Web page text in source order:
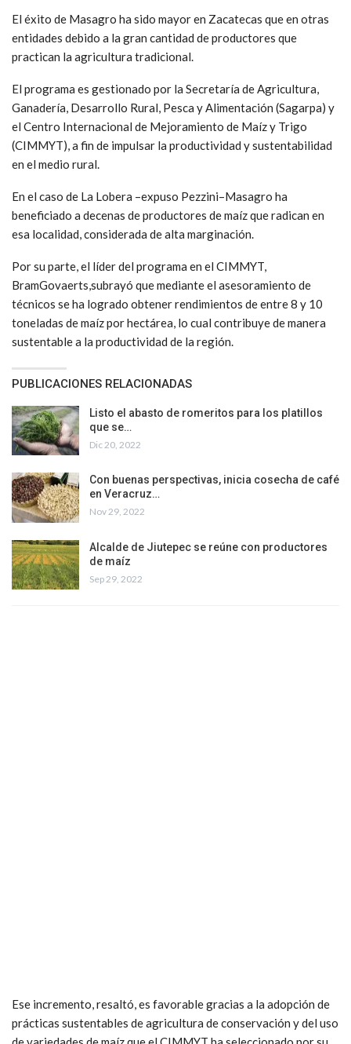
El éxito de Masagro ha sido mayor en Zacatecas que en otras
entidades debido a la gran cantidad de productores que
practican la agricultura tradicional.
El programa es gestionado por la Secretaría de Agricultura,
Ganadería, Desarrollo Rural, Pesca y Alimentación (Sagarpa) y
el Centro Internacional de Mejoramiento de Maíz y Trigo
(CIMMYT), a fin de impulsar la productividad y sustentabilidad
en el medio rural.
En el caso de La Lobera –expuso Pezzini–Masagro ha
beneficiado a decenas de productores de maíz que radican en
esa localidad, considerada de alta marginación.
Por su parte, el líder del programa en el CIMMYT,
BramGovaerts,subrayó que mediante el asesoramiento de
técnicos se ha logrado obtener rendimientos de entre 8 y 10
toneladas de maíz por hectárea, lo cual contribuye de manera
sustentable a la productividad de la región.
PUBLICACIONES RELACIONADAS
Listo el abasto de romeritos para los platillos
que se…
Dic 20, 2022
Con buenas perspectivas, inicia cosecha de café
en Veracruz…
Nov 29, 2022
Alcalde de Jiutepec se reúne con productores
de maíz
Sep 29, 2022
Ese incremento, resaltó, es favorable gracias a la adopción de
prácticas sustentables de agricultura de conservación y del uso